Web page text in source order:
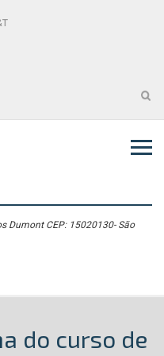
Dumont CEP: 15020130- São
do curso de